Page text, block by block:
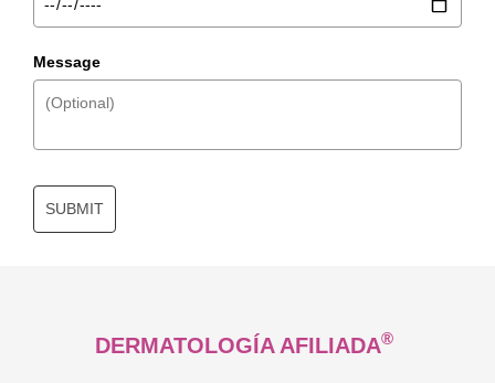
Message
SUBMIT
DERMATOLOGÍA AFILIADA®